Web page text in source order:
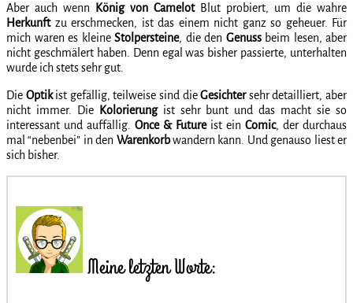
Aber auch wenn König von CamelotBlut probiert, um die wahre
Herkunftzu erschmecken, ist das einem nicht ganz so geheuer. Für
mich waren es kleine Stolpersteine, die den Genussbeim lesen, aber
nicht geschmälert haben. Denn egal was bisher passierte, unterhalten
wurde ich stets sehr gut.
Die Optikist gefällig, teilweise sind dieGesichtersehr detailliert, aber
nicht immer. Die
Kolorierungist sehr bunt und das macht sie so
interessant und auffällig. Once & Futureist ein Comic, der durchaus
mal “nebenbei” in den Warenkorbwandern kann. Und genauso liest er
sich bisher.
Meine letzten Worte: